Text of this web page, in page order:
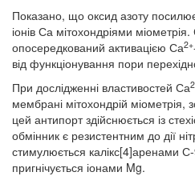
Показано, що оксид азоту
іонів Са мітохондріями
опосередкований активацією Са2+
від функціонування пори
При дослідженні властивостей Са
мембрані мітохондрій
цей антипорт здійснюється із
обмінник є резистентним до дії
стимулюється калікс[4]аренами
пригнічується іонами Mg.